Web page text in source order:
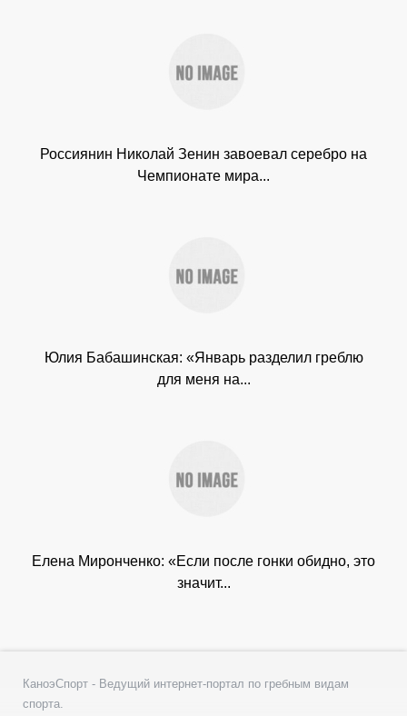
Россиянин Николай Зенин завоевал серебро на
Чемпионате мира...
Юлия Бабашинская: «Январь разделил греблю
для меня на...
Елена Миронченко: «Если после гонки обидно, это
значит...
КаноэСпорт - Ведущий интернет-портал по гребным видам
спорта.